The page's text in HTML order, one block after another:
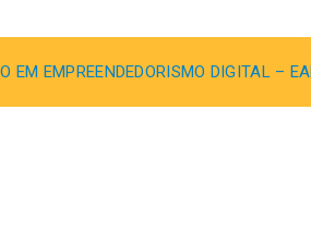
EM EMPREENDEDORISMO DIGITAL –